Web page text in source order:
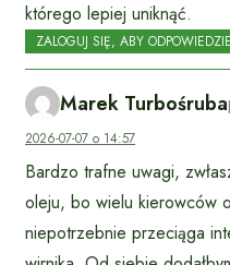
którego lepiej uniknąć.
ZALOGUJ SIĘ, ABY
Marek Turbośruba
2026-07-07 o 14:57
Bardzo trafne uwagi,
oleju, bo wielu kierowców
niepotrzebnie przeciąga